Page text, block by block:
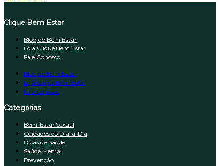
Clique Bem Estar
Blog do Bem Estar
Loja Clique Bem Estar
Fale Conosco
Blog do Bem Estar
Loja Clique Bem Estar
Fale Conosco
Categorias
Bem-Estar Sexual
Cuidados do Dia-a-Dia
Dicas de Saúde
Saúde Mental
Prevenção